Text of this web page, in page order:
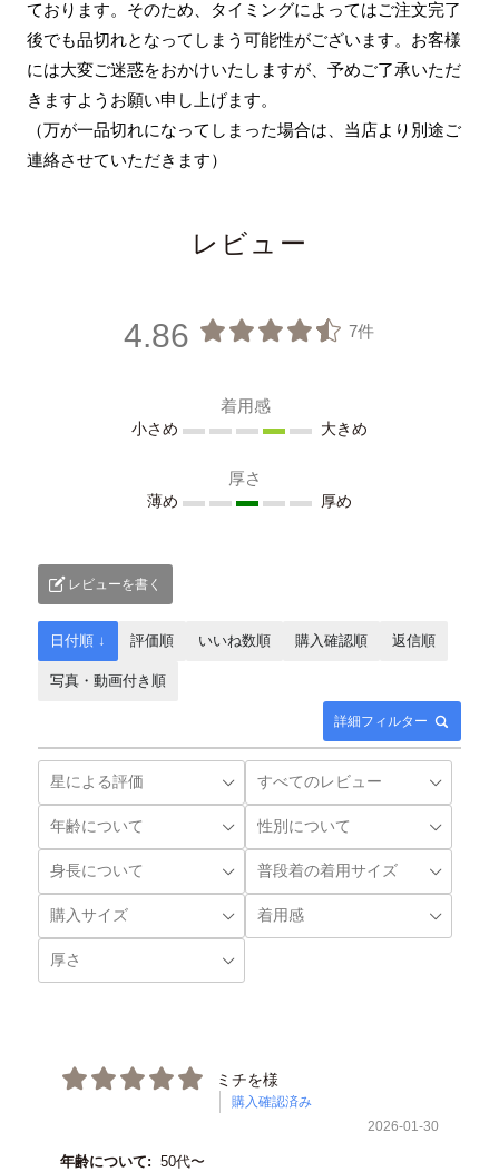
ております。そのため、タイミングによってはご注文完了
後でも品切れとなってしまう可能性がございます。お客様
には大変ご迷惑をおかけいたしますが、予めご了承いただ
きますようお願い申し上げます。
（万が一品切れになってしまった場合は、当店より別途ご
連絡させていただきます）
レビュー
4.86 7件
着用感
小さめ 大きめ
厚さ
薄め 厚め
レビューを書く
詳細フィルター
日付順 ↓ 評価順 いいね数順 購入確認順 返信順
写真・動画付き順
ミチを様
購入確認済み
2026-01-30
年齢について: 50代〜